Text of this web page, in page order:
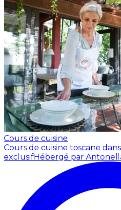
Cours de cuisine
Cours de cuisine toscane
exclusifHébergé par